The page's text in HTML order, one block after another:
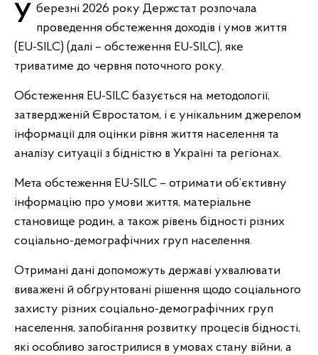
У березні 2026 року Держстат розпочала проведення обстеження доходів і умов життя
(EU-SILC) (далі – обстеження EU-SILC), яке
триватиме до червня поточного року.
Обстеження EU-SILC базується на методології,
затвердженій Євростатом, і є унікальним джерелом
інформації для оцінки рівня життя населення та
аналізу ситуації з бідністю в Україні та регіонах.
Мета обстеження EU-SILC – отримати об’єктивну
інформацію про умови життя, матеріальне
становище родин, а також рівень бідності різних
соціально-демографічних груп населення.
Отримані дані допоможуть державі ухвалювати
виважені й обґрунтовані рішення щодо соціального
захисту різних соціально-демографічних груп
населення, запобігання розвитку процесів бідності,
які особливо загострилися в умовах стану війни, а